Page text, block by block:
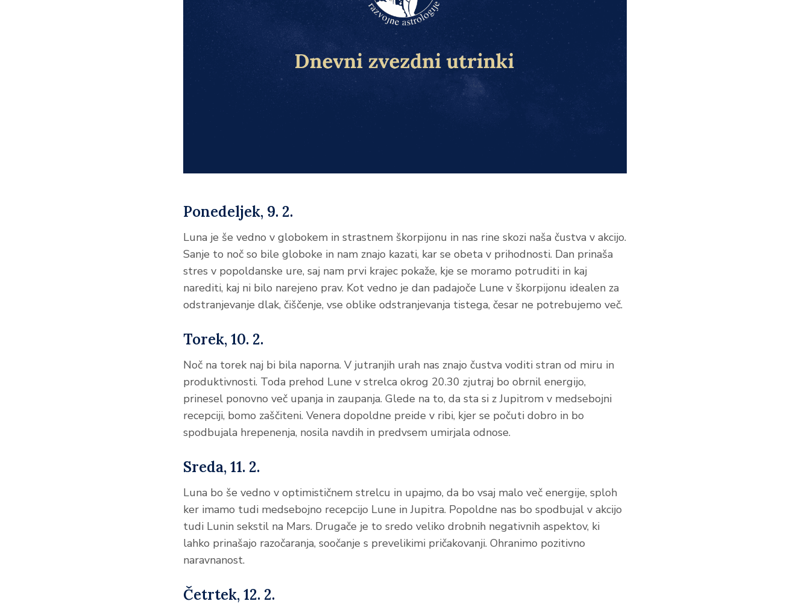
Ponedeljek, 9. 2.
Luna je še vedno v globokem in strastnem škorpijonu in nas rine skozi naša čustva v akcijo.
Sanje to noč so bile globoke in nam znajo kazati, kar se obeta v prihodnosti. Dan prinaša
stres v popoldanske ure, saj nam prvi krajec pokaže, kje se moramo potruditi in kaj
narediti, kaj ni bilo narejeno prav. Kot vedno je dan padajoče Lune v škorpijonu idealen za
odstranjevanje dlak, čiščenje, vse oblike odstranjevanja tistega, česar ne potrebujemo več.
Torek, 10. 2.
Noč na torek naj bi bila naporna. V jutranjih urah nas znajo čustva voditi stran od miru in
produktivnosti. Toda prehod Lune v strelca okrog 20.30 zjutraj bo obrnil energijo,
prinesel ponovno več upanja in zaupanja. Glede na to, da sta si z Jupitrom v medsebojni
recepciji, bomo zaščiteni. Venera dopoldne preide v ribi, kjer se počuti dobro in bo
spodbujala hrepenenja, nosila navdih in predvsem umirjala odnose.
Sreda, 11. 2.
Luna bo še vedno v optimističnem strelcu in upajmo, da bo vsaj malo več energije, sploh
ker imamo tudi medsebojno recepcijo Lune in Jupitra. Popoldne nas bo spodbujal v akcijo
tudi Lunin sekstil na Mars. Drugače je to sredo veliko drobnih negativnih aspektov, ki
lahko prinašajo razočaranja, soočanje s prevelikimi pričakovanji. Ohranimo pozitivno
naravnanost.
Četrtek, 12. 2.